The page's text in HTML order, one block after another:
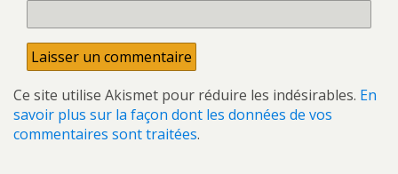
Ce site utilise Akismet pour réduire les indésirables. En
savoir plus sur la façon dont les données de vos
commentaires sont traitées.